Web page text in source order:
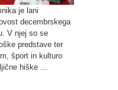
je lani
decembrskega
V njej so se
predstave ter
šport in kulturo
hiške ...